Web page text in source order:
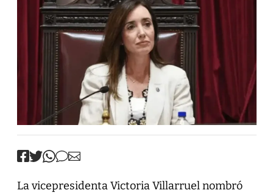
La vicepresidenta Victoria Villarruel nombró